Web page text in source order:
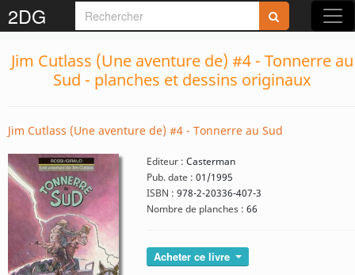
2DG
Jim Cutlass (Une aventure de) #4 - Tonnerre au
Sud - planches et dessins originaux
Jim Cutlass (Une aventure de) #4 - Tonnerre au Sud
Editeur : Casterman
Pub. date : 01/1995
ISBN : 978-2-20336-407-3
Nombre de planches : 66
Acheter ce livre